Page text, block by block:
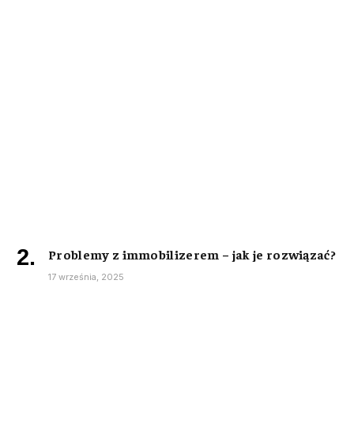
Problemy z immobilizerem – jak je rozwiązać?
17 września, 2025